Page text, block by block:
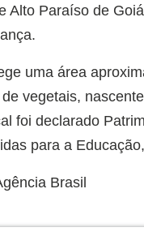
Alto Paraíso de
uma área
vegetais,
foi declarado
para a
Brasil